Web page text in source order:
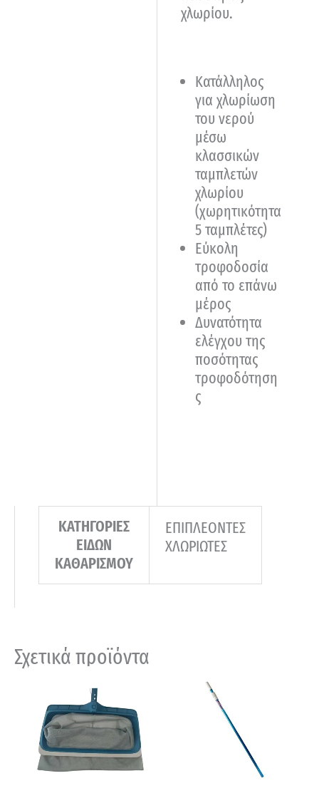
χλωρίου.
Κατάλληλος
για χλωρίωση
του νερού
μέσω
κλασσικών
ταμπλετών
χλωρίου
(χωρητικότητα
5 ταμπλέτες)
Εύκολη
τροφοδοσία
από το επάνω
μέρος
Δυνατότητα
ελέγχου της
ποσότητας
τροφοδότηση
ς
ΚΑΤΗΓΟΡΙΕΣ
ΕΙΔΩΝ
ΚΑΘΑΡΙΣΜΟΥ
ΕΠΙΠΛΕΟΝΤΕΣ
ΧΛΩΡΙΩΤΕΣ
Σχετικά προϊόντα